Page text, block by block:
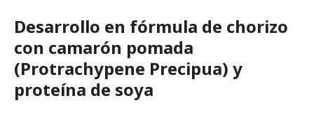
Desarrollo en fórmula de chorizo
con camarón pomada
(Protrachypene Precipua) y
proteína de soya